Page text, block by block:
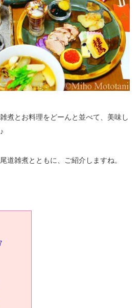
煮とお料理をどーんと並べて、美味し
道雑煮とともに、ご紹介しますね。